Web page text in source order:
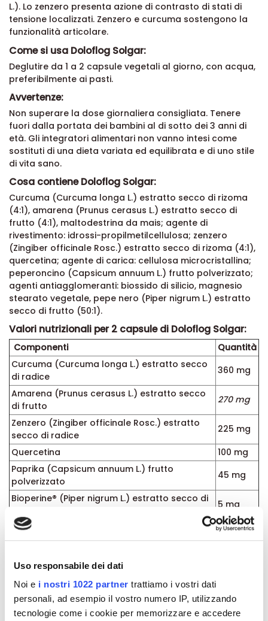
Uso responsabile dei dati
Noi e i nostri 1022 partner trattiamo i vostri dati
personali, ad esempio il vostro numero IP, utilizzando
tecnologie come i cookie per memorizzare e accedere
L.). Lo zenzero presenta azione di contrasto di stati di
tensione localizzati. Zenzero e curcuma sostengono la
funzionalità articolare.
Come si usa Doloflog Solgar:
Deglutire da 1 a 2 capsule vegetali al giorno, con acqua,
preferibilmente ai pasti.
Avvertenze:
Non superare la dose giornaliera consigliata. Tenere
fuori dalla portata dei bambini al di sotto dei 3 anni di
età. Gli integratori alimentari non vanno intesi come
sostituti di una dieta variata ed equilibrata e di uno stile
di vita sano.
Cosa contiene Doloflog Solgar:
Curcuma (Curcuma longa L.) estratto secco di rizoma
(4:1), amarena (Prunus cerasus L.) estratto secco di
frutto (4:1), maltodestrina da mais; agente di
rivestimento: idrossi-propilmetilcellulosa; zenzero
(Zingiber officinale Rosc.) estratto secco di rizoma (4:1),
quercetina; agente di carica: cellulosa microcristallina;
peperoncino (Capsicum annuum L.) frutto polverizzato;
agenti antiagglomeranti: biossido di silicio, magnesio
stearato vegetale, pepe nero (Piper nigrum L.) estratto
secco di frutto (50:1).
Valori nutrizionali per 2 capsule di Doloflog Solgar:
Componenti
Quantità
Curcuma (Curcuma longa L.) estratto secco
di radice
360 mg
Amarena (Prunus cerasus L.) estratto secco
di frutto
270 mg
Zenzero (Zingiber officinale Rosc.) estratto
secco di radice
225 mg
Quercetina
100 mg
Paprika (Capsicum annuum L.) frutto
polverizzato
45 mg
Bioperine® (Piper nigrum L.) estratto secco di
5 mg
Formato:
Barattolo con 60 capsule vegetali
Dettagli del prodotto